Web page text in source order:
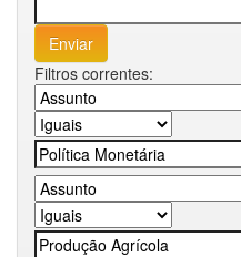
Filtros correntes: